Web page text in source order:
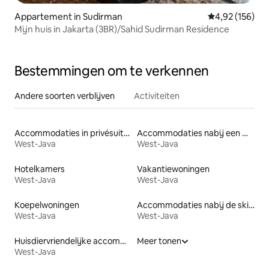
Appartement in Sudirman Gemiddelde
4,92 (156)
Mijn huis in Jakarta (3BR)/Sahid Sudirman Residence
Bestemmingen om te verkennen
Andere soorten verblijven Activiteiten
Accommodaties in privésuites
West-Java
Accommodaties nabij een meer
West-Java
Hotelkamers
West-Java
Vakantiewoningen
West-Java
Koepelwoningen
West-Java
Accommodaties nabij de skipiste
West-Java
Huisdiervriendelijke accommodaties
West-Java
Meer tonen